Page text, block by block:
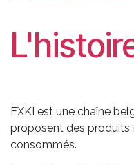
EXKI est une chaîne
proposent des produits
consommés.